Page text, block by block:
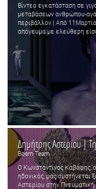
Βίντεο εγκατάσταση σε
μεταβάσεων ανθρώπου-
περιβάλλον | Από
απόγευμα με ελεύθερη
Δημήτρης Αστερίου |
Boem Team
Ο Κωνσταντίνος Καβάφης,
ηδονικός, μας συστήνεται
Αστερίου στην Πνευματική